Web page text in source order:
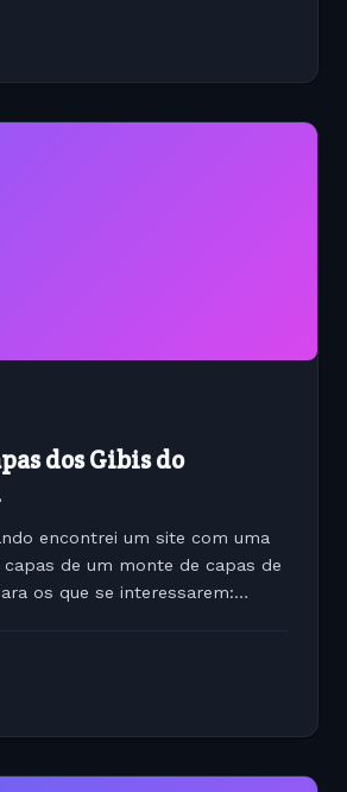
dos Gibis do
encontrei um site com uma
de um monte de capas de
os que se interessarem: